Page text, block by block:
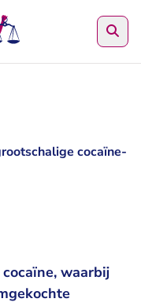
cocaïne-
waarbij